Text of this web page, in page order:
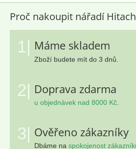
Proč nakoupit nářadí
1| Máme skladem
Zboží budete mít do 3 dnů.
2| Doprava zdarma
u objednávek nad 8000 Kč.
3| Ověřeno zákazníky
Dbáme na spokojenost